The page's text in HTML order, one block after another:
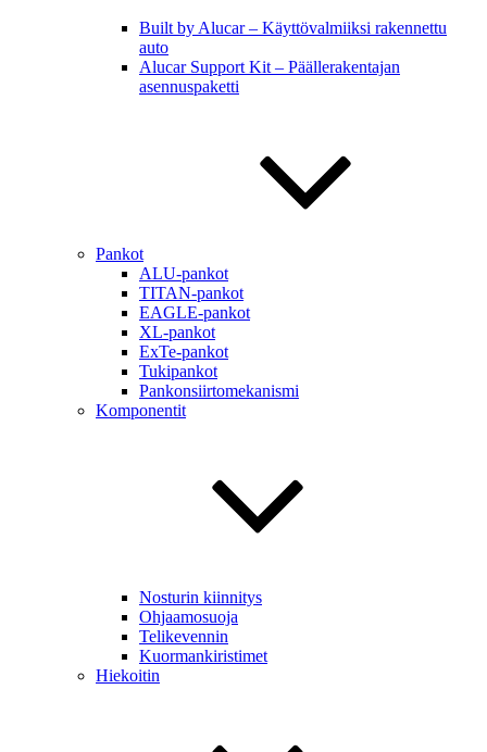
Built by Alucar – Käyttövalmiiksi rakennettu
auto
Alucar Support Kit – Päällerakentajan
asennuspaketti
Pankot
ALU-pankot
TITAN-pankot
EAGLE-pankot
XL-pankot
ExTe-pankot
Tukipankot
Pankonsiirtomekanismi
Komponentit
Nosturin kiinnitys
Ohjaamosuoja
Telikevennin
Kuormankiristimet
Hiekoitin